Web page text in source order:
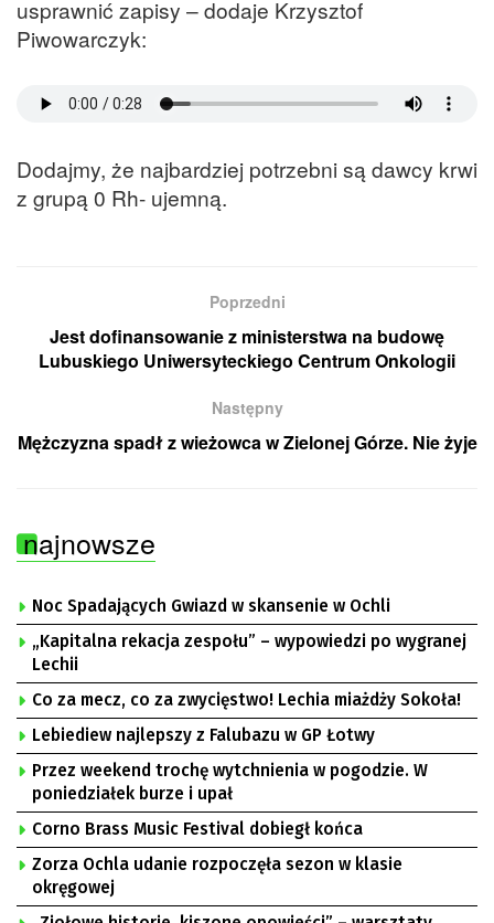
usprawnić zapisy – dodaje Krzysztof
Piwowarczyk:
Dodajmy, że najbardziej potrzebni są dawcy krwi
z grupą 0 Rh- ujemną.
Poprzedni
Jest dofinansowanie z ministerstwa na budowę
Lubuskiego Uniwersyteckiego Centrum Onkologii
Następny
Mężczyzna spadł z wieżowca w Zielonej Górze. Nie żyje
najnowsze
Noc Spadających Gwiazd w skansenie w Ochli
„Kapitalna rekacja zespołu” – wypowiedzi po wygranej
Lechii
Co za mecz, co za zwycięstwo! Lechia miażdży Sokoła!
Lebiediew najlepszy z Falubazu w GP Łotwy
Przez weekend trochę wytchnienia w pogodzie. W
poniedziałek burze i upał
Corno Brass Music Festival dobiegł końca
Zorza Ochla udanie rozpoczęła sezon w klasie
okręgowej